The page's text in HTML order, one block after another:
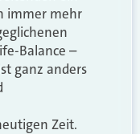
immer mehr
Balance –
ganz anders
Zeit.